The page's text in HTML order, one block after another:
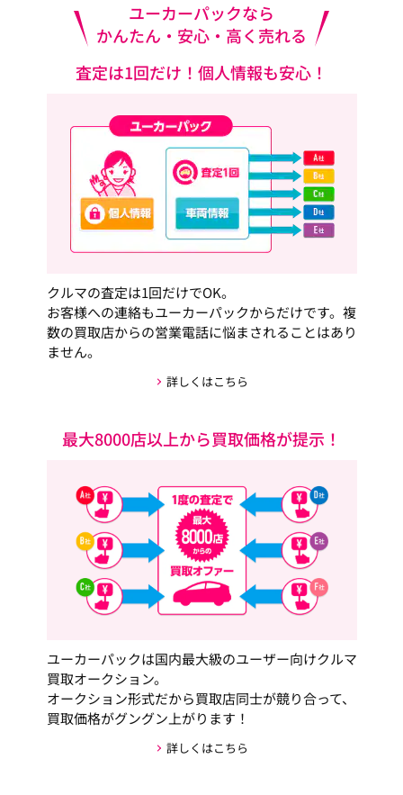
ユーカーパックなら
かんたん・安心・高く売れる
査定は1回だけ！個人情報も安心！
クルマの査定は1回だけでOK。
お客様への連絡もユーカーパックからだけです。複
数の買取店からの営業電話に悩まされることはあり
ません。
詳しくはこちら
最大8000店以上から買取価格が提示！
ユーカーパックは国内最大級のユーザー向けクルマ
買取オークション。
オークション形式だから買取店同士が競り合って、
買取価格がグングン上がります！
詳しくはこちら